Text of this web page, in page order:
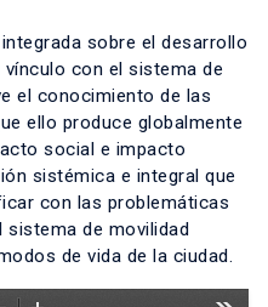
sobre el desarrollo
con el sistema de
el conocimiento de las
ello produce globalmente
social e impacto
sistémica e integral que
con las problemáticas
sistema de movilidad
de vida de la ciudad.